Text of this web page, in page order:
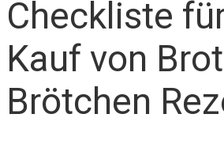
Checkliste
Kauf von
Brötchen